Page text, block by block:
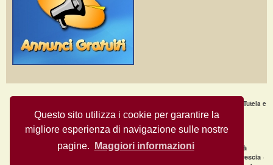
Questo sito utilizza i cookie per garantire la
migliore esperienza di navigazione sulle nostre
pagine.
Maggiori informazioni
Tutela e
Sicurezza·Privacy·Aiuto
Annunci Gratuiti © Copyright 2009MegaVoce.it - All Rights Reserved.
Annunci recenti per città|clicca qui per la lista completa delle città
Annunci gratuiti Brescia ·